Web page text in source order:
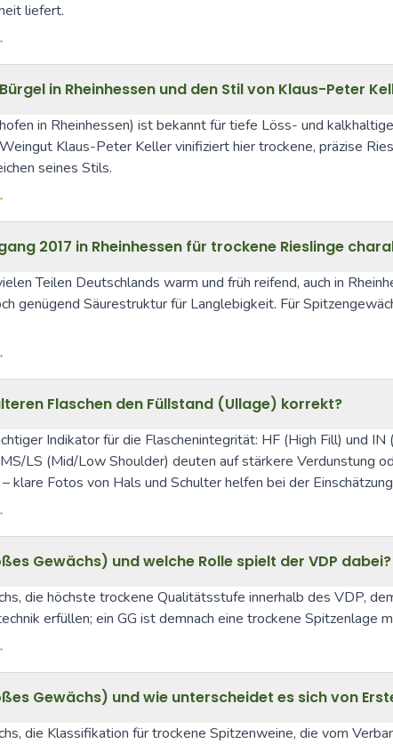
liefert.
in Rheinhessen und den Stil von Klaus-Peter
in Rheinhessen) ist bekannt für tiefe Löss- und
Klaus-Peter Keller vinifiziert hier trockene, präzise
seines Stils.
2017 in Rheinhessen für trockene Rieslinge
Teilen Deutschlands warm und früh reifend, auch in
genügend Säurestruktur für Langlebigkeit. Für
Flaschen den Füllstand (Ullage) korrekt?
Indikator für die Flaschenintegrität: HF (High Fill) und
LS (Mid/Low Shoulder) deuten auf stärkere Verdunstung
klare Fotos von Hals und Schulter helfen bei der
Gewächs) und welche Rolle spielt der VDP dabei?
die höchste trockene Qualitätsstufe innerhalb des VDP,
erfüllen; ein GG ist demnach eine trockene Spitzenlage
Gewächs) und wie unterscheidet es sich von
die Klassifikation für trockene Spitzenweine, die vom